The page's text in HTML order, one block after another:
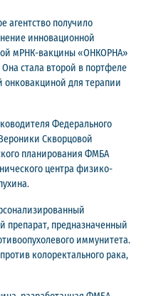
агентство получило
инновационной
мРНК-вакцины «ОНКОРНА»
стала второй в портфеле
для терапии
Федерального
Скворцовой
планирования ФМБА
центра физико-
препарат, предназначенный
иммунитета.
колоректального рака,